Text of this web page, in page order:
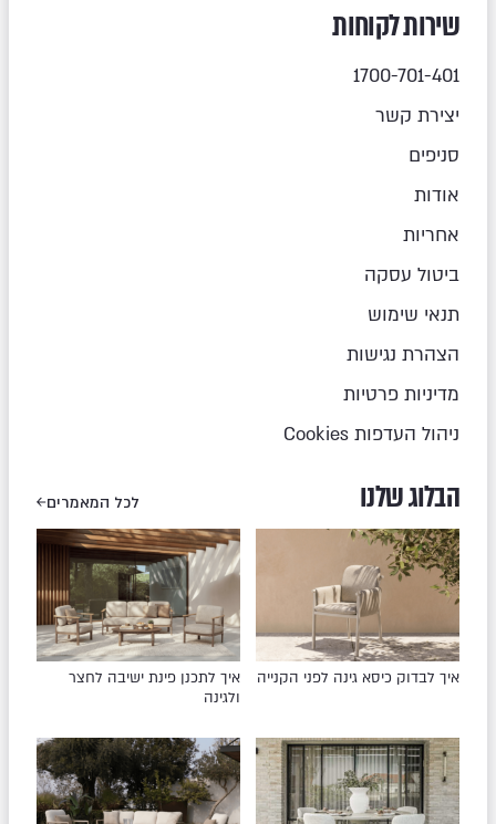
שירות לקוחות
1700-701-401
יצירת קשר
סניפים
אודות
אחריות
ביטול עסקה
תנאי שימוש
הצהרת נגישות
מדיניות פרטיות
ניהול העדפות Cookies
הבלוג שלנו לכל המאמרים
איך לבדוק כיסא גינה לפני הקנייה
איך לתכנן פינת ישיבה לחצר
ולגינה